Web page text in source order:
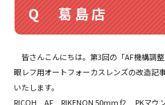
Q 葛島店
皆さんこんにちは。第3回の「AF機構調
眼レフ用オートフォーカスレンズの改造
いたします。
RICOH AF RIKENON 50mm f2 PKマウ